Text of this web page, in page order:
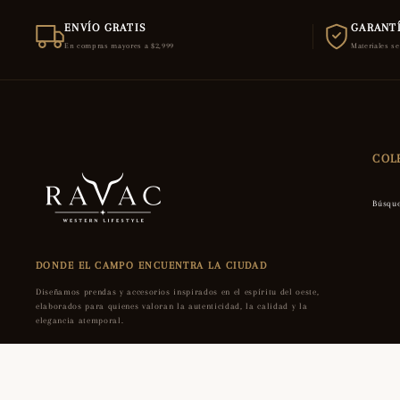
ENVÍO GRATIS
En compras mayores a $2,999 Materiales
DONDE EL CAMPO ENCUENTRA LA CIUDAD
Diseñamos prendas y accesorios inspirados en el espíritu del oeste,
elaborados para quienes valoran la autenticidad, la calidad y la
elegancia atemporal.